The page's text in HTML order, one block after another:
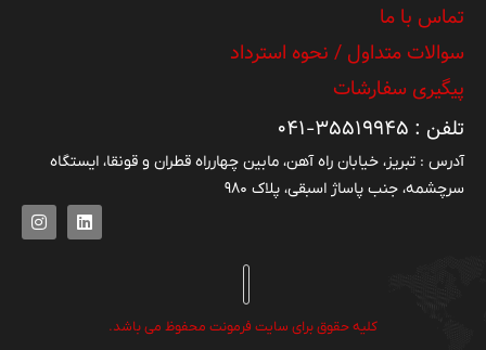
تماس با ما
سوالات متداول / نحوه استرداد
پیگیری سفارشات
تلفن : ۳۵۵۱۹۹۴۵-۰۴۱
آدرس : تبریز، خیابان راه آهن، مابین چهارراه قطران و قونقا، ایستگاه
سرچشمه، جنب پاساژ اسبقی، پلاک ۹۸۰
کلیه حقوق برای سایت فرمونت محفوظ می باشد.